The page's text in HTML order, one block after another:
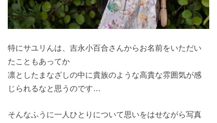
特にサユリんは、吉永小百合さんからお名前をいただい
たこともあってか
凛としたまなざしの中に貴族のような高貴な雰囲気が感
じられるなと思うのです…
そんなふうに一人ひとりについて思いをはせながら写真